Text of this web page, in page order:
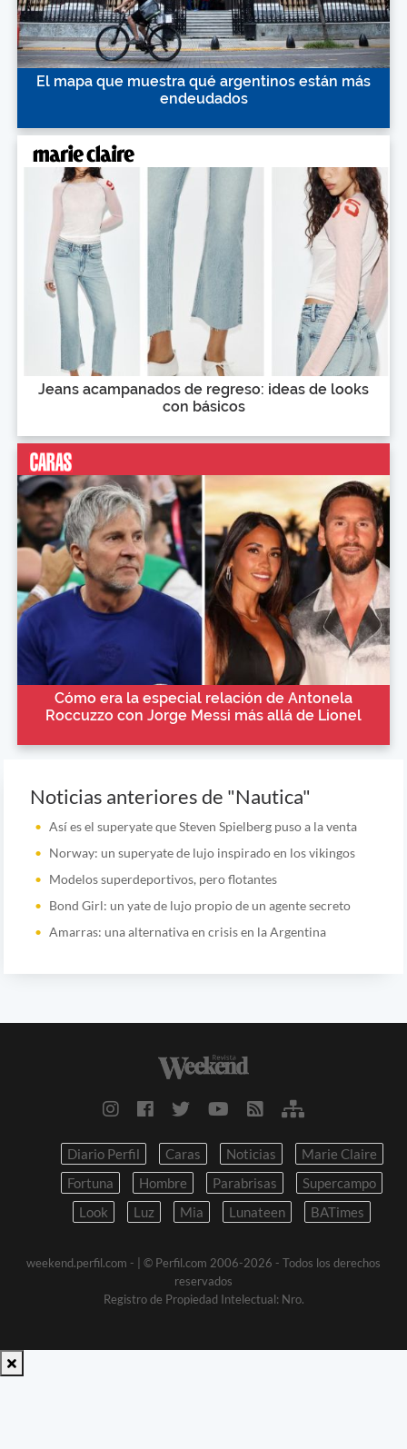
El mapa que muestra qué argentinos están más
endeudados
Jeans acampanados de regreso: ideas de looks
con básicos
Cómo era la especial relación de Antonela
Roccuzzo con Jorge Messi más allá de Lionel
Noticias anteriores de "Nautica"
Así es el superyate que Steven Spielberg puso a la venta
Norway: un superyate de lujo inspirado en los vikingos
Modelos superdeportivos, pero flotantes
Bond Girl: un yate de lujo propio de un agente secreto
Amarras: una alternativa en crisis en la Argentina
Diario Perfil Caras Noticias
Marie Claire
Fortuna
Hombre Parabrisas
Supercampo
Look
Luz Mia Lunateen BATimes
weekend.perfil.com -
| © Perfil.com 2006-2026 - Todos los derechos
reservados
Registro de Propiedad Intelectual: Nro.